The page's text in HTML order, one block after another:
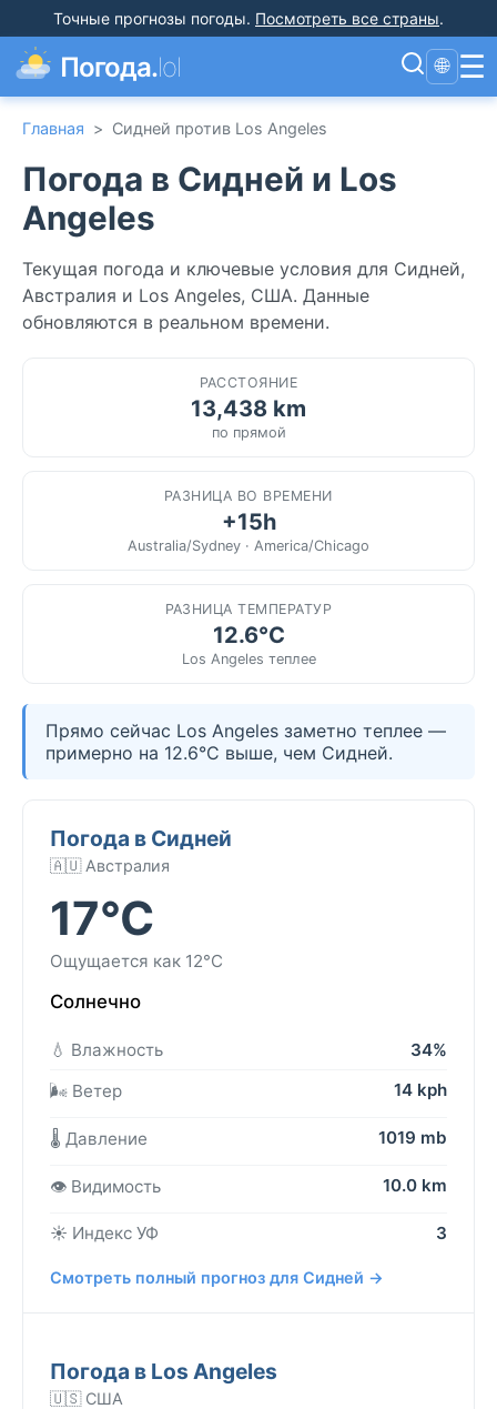
Точные прогнозы погоды. Посмотреть все страны.
Погода.lol 🌐 ☰
Главная > Сидней против Los Angeles
Погода в Сидней и Los
Angeles
Текущая погода и ключевые условия для Сидней,
Австралия и Los Angeles, США. Данные
обновляются в реальном времени.
РАССТОЯНИЕ
13,438 km
по прямой
РАЗНИЦА ВО ВРЕМЕНИ
+15h
Australia/Sydney · America/Chicago
РАЗНИЦА ТЕМПЕРАТУР
12.6°C
Los Angeles теплее
Прямо сейчас Los Angeles заметно теплее —
примерно на 12.6°C выше, чем Сидней.
Погода в Сидней
🇦🇺 Австралия
17°C
Ощущается как 12°C
Солнечно
💧 Влажность
34%
🌬️ Ветер
14 kph
🌡️ Давление 1019 mb
👁️ Видимость 10.0 km
☀️ Индекс УФ 3
Смотреть полный прогноз для Сидней →
Погода в Los Angeles
🇺🇸 США